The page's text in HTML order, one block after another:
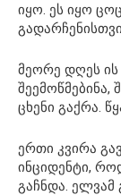
იყო. ეს იყო
მეორე დღეს
შეემოწმებინა,
ცხენი გაქრა.
ერთი კვირა
ინციდენტი,
გაჩნდა. ელვამ